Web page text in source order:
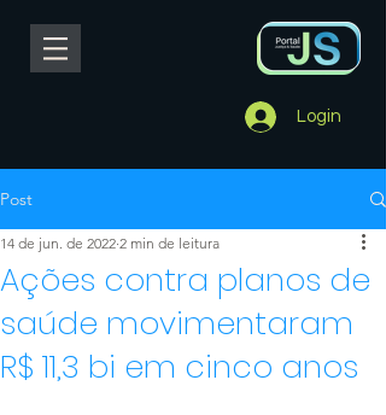
Login
Post
Ações contra planos de
saúde movimentaram
R$ 11,3 bi em cinco anos
14 de jun. de 2022 2 min de leitura